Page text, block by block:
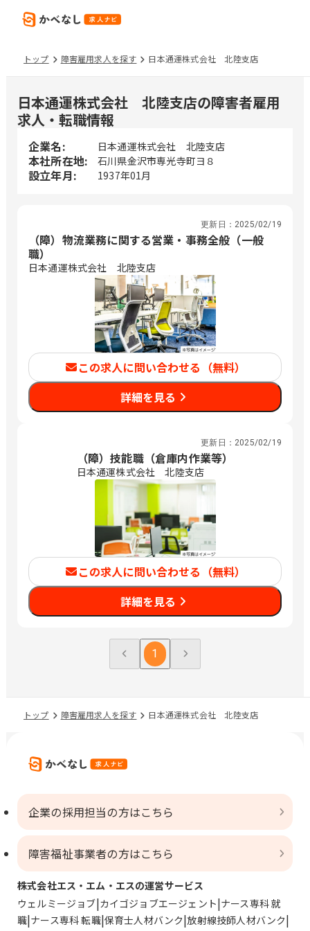
トップ 障害雇用求人を探す 日本通運株式会社 北陸支店
日本通運株式会社 北陸支店の障害者雇用
求人・転職情報
企業名: 日本通運株式会社 北陸支店
本社所在地: 石川県金沢市専光寺町ヨ８
設立年月: 1937年01月
更新日： 2025/02/19
（障）物流業務に関する営業・事務全般（一般
職）
日本通運株式会社 北陸支店
この求人に問い合わせる（無料）
詳細を見る
更新日： 2025/02/19
（障）技能職（倉庫内作業等）
日本通運株式会社 北陸支店
この求人に問い合わせる（無料）
詳細を見る
1
トップ 障害雇用求人を探す 日本通運株式会社 北陸支店
企業の採用担当の方はこちら
障害福祉事業者の方はこちら
株式会社エス・エム・エスの運営サービス
ウェルミージョブ カイゴジョブエージェント ナース専科 就
職 ナース専科 転職 保育士人材バンク 放射線技師人材バンク